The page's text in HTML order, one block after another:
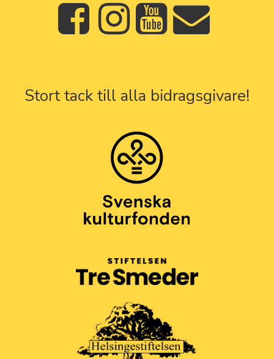
Stort tack till alla bidragsgivare!